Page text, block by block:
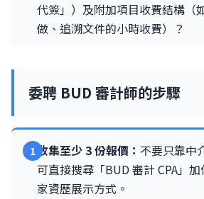
代簽」）及附加項目收費結構（
做、追溯文件的小時收費）？
委聘 BUD 審計師的步驟
收集至少 3 份報價： 不要只靠中
可直接搜尋「BUD 審計 CPA」
家資歷展示方式。